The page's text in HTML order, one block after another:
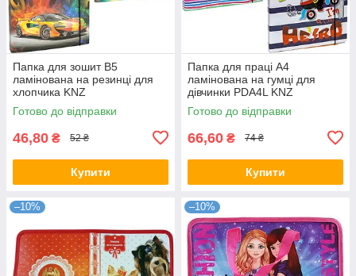
Папка для зошит В5
ламінована на резинці для
хлопчика KNZ
Готово до відправки
46,80 ₴ 52 ₴
Купити
Папка для праці А4
ламінована на гумці для
дівчинки PDA4L KNZ
Готово до відправки
66,60 ₴ 74 ₴
Купити
–10% –10%